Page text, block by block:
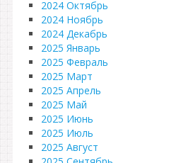
2024 Октябрь
2024 Ноябрь
2024 Декабрь
2025 Январь
2025 Февраль
2025 Март
2025 Апрель
2025 Май
2025 Июнь
2025 Июль
2025 Август